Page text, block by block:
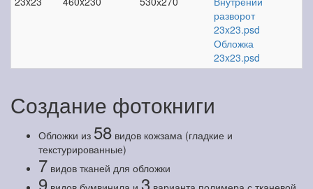
разворот
23x23.psd
Обложка
23x23.psd
Создание фотокниги
Обложки из 58 видов кожзама (гладкие и
текстурированные)
7 видов тканей для обложки
9 3